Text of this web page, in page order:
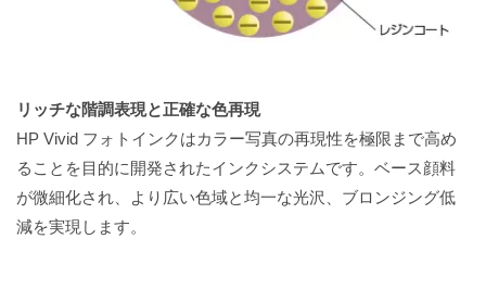
リッチな階調表現と正確な色再現
HP Vivid フォトインクはカラー写真の再現性を極限まで高め
ることを目的に開発されたインクシステムです。ベース顔料
が微細化され、より広い色域と均一な光沢、ブロンジング低
減を実現します。